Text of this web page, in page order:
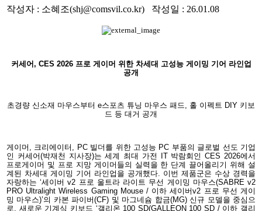
작성자 : 소혜조(shj@comsvil.co.kr) 작성일 : 26.01.08
커세어, CES 2026 프로 게이머 위한 차세대 고성능 게이밍 기어 라인업
공개
초경량 신소재 마우스부터 e스포츠 튜닝 마우스 패드, 홀 이펙트 DIY 키보
드 등 대거 공개
게이머, 크리에이터, PC 빌더를 위한 고성능 PC 부품의 글로벌 선도 기업
인 커세어(박재천 지사장)는 세계 최대 가전 IT 박람회인 CES 2026에서
프로게이머 및 프로 지망 게이머들의 실력을 한 단계 끌어올리기 위해 설
계된 차세대 게이밍 기어 라인업을 공개했다. 이번 제품군은 수상 경력을
자랑하는 ‘세이버 v2 프로 울트라 라이트 무선 게이밍 마우스(SABRE v2
PRO Ultralight Wireless Gaming Mouse / 이하 세이버v2 프로 무선 게이
밍 마우스)’의 카본 파이버(CF) 및 마그네슘 합금(MG) 신규 모델을 중심으
로, 새로운 기계식 키보드 ‘갤리온 100 SD(GALLEON 100 SD / 이하 갤리